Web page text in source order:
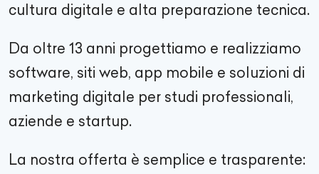
cultura digitale e alta preparazione tecnica.
Da oltre 13 anni progettiamo e realizziamo
software, siti web, app mobile e soluzioni di
marketing digitale per studi professionali,
aziende e startup.
La nostra offerta è semplice e trasparente: